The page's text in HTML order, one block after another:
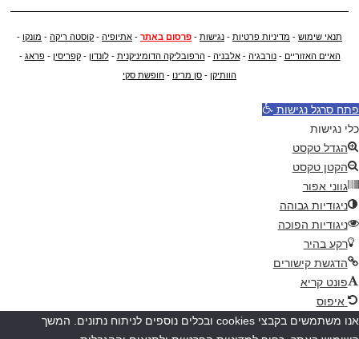
תנאי שימוש - מדיניות פרטיות - נגישות - פרסום באתר - אתיופיה - קוסטה ריקה - מונקו -
האיים האזוריים -נורבגיה -אלבניה -הרפובליקה הדומיניקנית -לונדון -קפריסין -פראג -
הוותיקן - סן מרינו - חופשת סקי
פתח סרגל נגישות
כלי נגישות
הגדל טקסט
הקטן טקסט
גווני אפור
ניגודיות גבוהה
ניגודיות הפוכה
רקע בהיר
הדגשת קישורים
פונט קריא
איפוס
אנו משתמשים בקבצי cookies ובכלים נוספים לניתוח נתונים. המשך